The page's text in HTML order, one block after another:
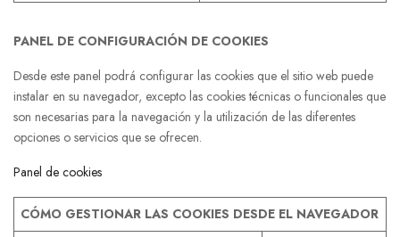
PANEL DE CONFIGURACIÓN DE COOKIES
Desde este panel podrá configurar las cookies que el sitio web puede
instalar en su navegador, excepto las cookies técnicas o funcionales que
son necesarias para la navegación y la utilización de las diferentes
opciones o servicios que se ofrecen.
Panel de cookies
CÓMO GESTIONAR LAS COOKIES DESDE EL NAVEGADOR